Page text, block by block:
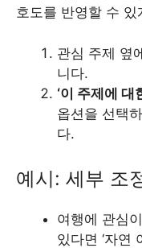
호도를 반영할 수 있
관심 주제 옆
니다.
‘이 주제에 대
옵션을 선택
다.
예시: 세부 조
여행에 관심
있다면 ‘자연